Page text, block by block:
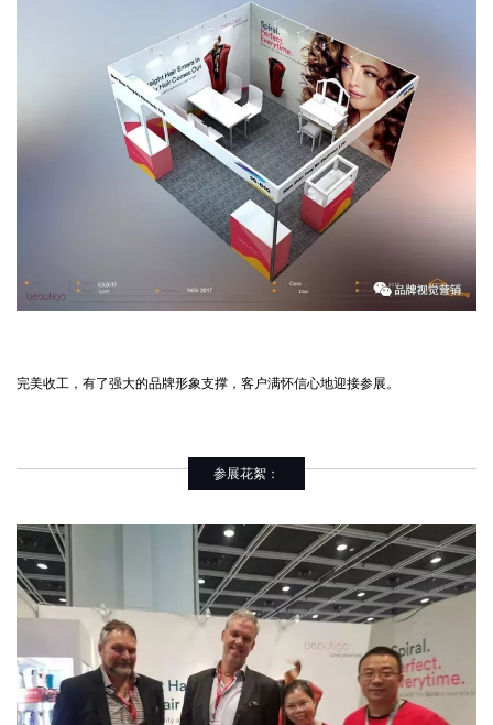
完美收工，有了强大的品牌形象支撑，客户满怀信心地迎接参展。
参展花絮：